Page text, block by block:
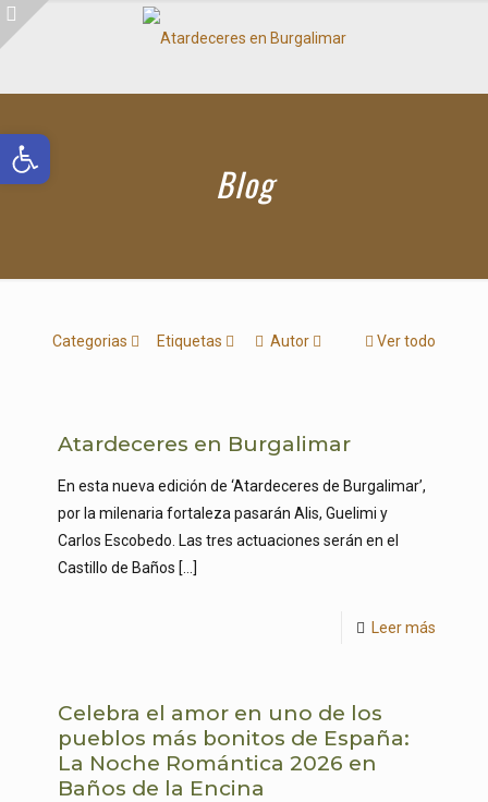
Blog
Categorias Etiquetas Autor Ver todo
Atardeceres en Burgalimar
En esta nueva edición de ‘Atardeceres de Burgalimar’,
por la milenaria fortaleza pasarán Alis, Guelimi y
Carlos Escobedo. Las tres actuaciones serán en el
Castillo de Baños […]
Leer más
Celebra el amor en uno de los
pueblos más bonitos de España:
La Noche Romántica 2026 en
Baños de la Encina
Abrir barra de herramientas